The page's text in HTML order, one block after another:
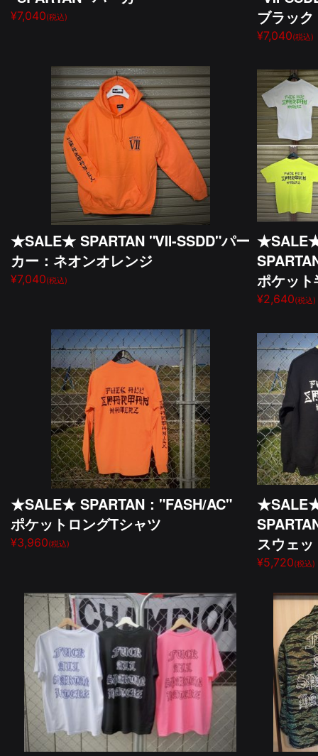
¥7,040(税込)
ブラック
¥7,040(税込)
★SALE★ SPARTAN "Ⅶ-SSDD"パー
カー：ネオンオレンジ
¥7,040(税込)
ポケッ
¥2,640(税込)
★SALE★ SPARTAN："FASH/AC"
ポケットロングTシャツ
¥3,960(税込)
スウェッ
¥5,720(税込)